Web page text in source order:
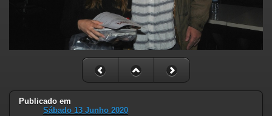
Publicado em
Sábado 13 Junho 2020